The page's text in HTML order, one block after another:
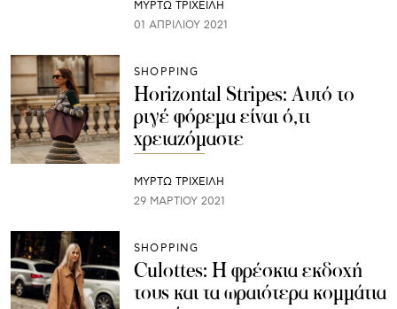
ΜΥΡΤΩ ΤΡΙΧΕΙΛΗ
01 ΑΠΡΙΛΊΟΥ 2021
SHOPPING
Horizontal Stripes: Αυτό το
ριγέ φόρεμα είναι ό,τι
χρειαζόμαστε
ΜΥΡΤΩ ΤΡΙΧΕΙΛΗ
29 ΜΑΡΤΊΟΥ 2021
SHOPPING
Culottes: Η φρέσκια εκδοχή
τους και τα ωραιότερα κομμάτια